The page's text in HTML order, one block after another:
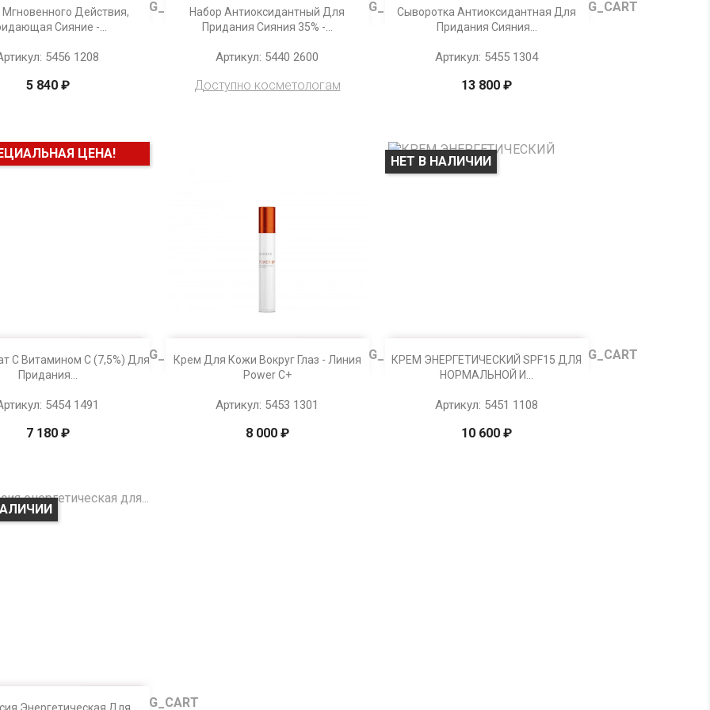
Мгновенного Действия,
Сияние -...
5456 1208
5 840 ₽
Набор Антиоксидантный Для
Придания Сияния 35% -...
Артикул: 5440 2600
Доступно косметологам
 Просмотр
Сыворотка Антиоксидантная Для
Придания Сияния...
Артикул: 5455 1304
13 800 ₽
 Просмотр
С Витамином C (7,5%) Для
Придания...
5454 1491
7 180 ₽
ЦЕНА!
Крем Для Кожи Вокруг Глаз - Линия
Power C+
Артикул: 5453 1301
8 000 ₽
 Просмотр
КРЕМ ЭНЕРГЕТИЧЕСКИЙ SPF15 ДЛЯ
НОРМАЛЬНОЙ И...
Артикул: 5451 1108
10 600 ₽
НЕТ В НАЛИЧИИ
 Просмотр